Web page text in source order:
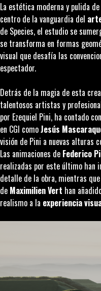
La estética moderna y pulida
centro de la vanguardia del
de Species, el estudio se
se transforma en formas
visual que desafía las
espectador.
Detrás de la magia de esta
talentosos artistas y
por Ezequiel Pini, ha contado
en CGI comoJesús
visión de Pini a nuevas alturas
Las animaciones de Federico
realizadas por este último han
detalle de la obra, mientras
de Maximilien Vert han
realismo a la experiencia